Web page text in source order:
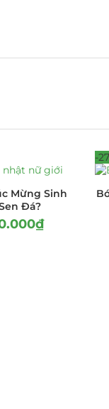
Mừng Sinh
Đá?
₫
-